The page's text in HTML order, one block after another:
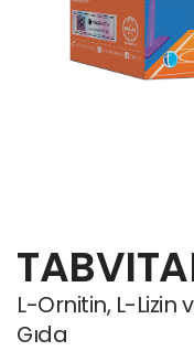
L-Ornitin, L-Lizin
Gıda